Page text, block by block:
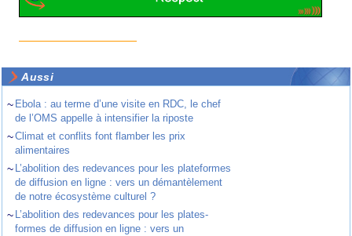
Aussi
~ Ebola : au terme d’une visite en RDC, le chef
de l’OMS appelle à intensifier la riposte
~Climat et conflits font flamber les prix
alimentaires
~ L’abolition des redevances pour les plateformes
de diffusion en ligne : vers un démantèlement
de notre écosystème culturel ?
~ L’abolition des redevances pour les plates-
formes de diffusion en ligne : vers un